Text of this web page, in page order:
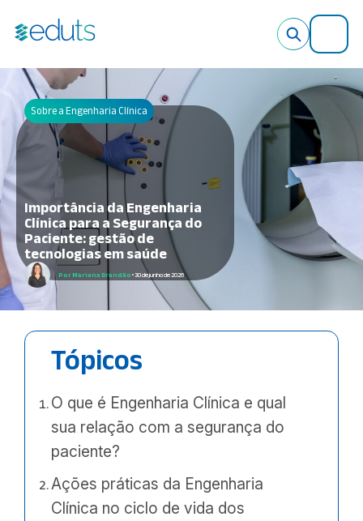
Sobre a Engenharia Clínica
Importância da Engenharia
Clínica para a Segurança do
Paciente: gestão de
tecnologias em saúde
Por Mariana Brandão• 30 de junho de 2026
Tópicos
O que é Engenharia Clínica e qual
sua relação com a segurança do
paciente?
Ações práticas da Engenharia
Clínica no ciclo de vida dos